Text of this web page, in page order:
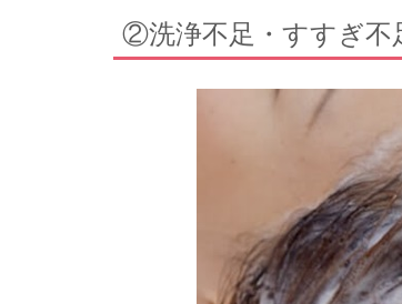
②洗浄不足・すすぎ不